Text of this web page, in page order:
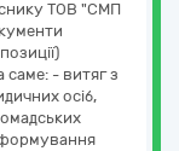
ТОВ "СМП
саме: - витяг з
осіб,